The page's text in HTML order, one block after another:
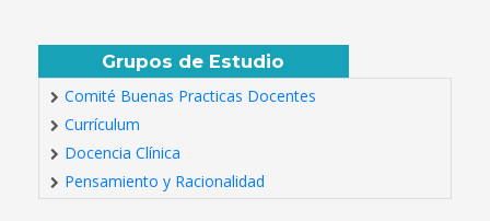
Grupos de Estudio
Comité Buenas Practicas Docentes
Currículum
Docencia Clínica
Pensamiento y Racionalidad